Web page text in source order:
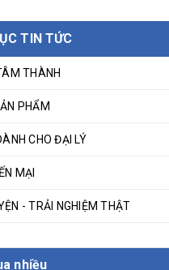
TIN TỨC
THÀNH
PHẨM
CHO ĐẠI LÝ
MẠI
- TRẢI NGHIỆM THẬT
nhiều